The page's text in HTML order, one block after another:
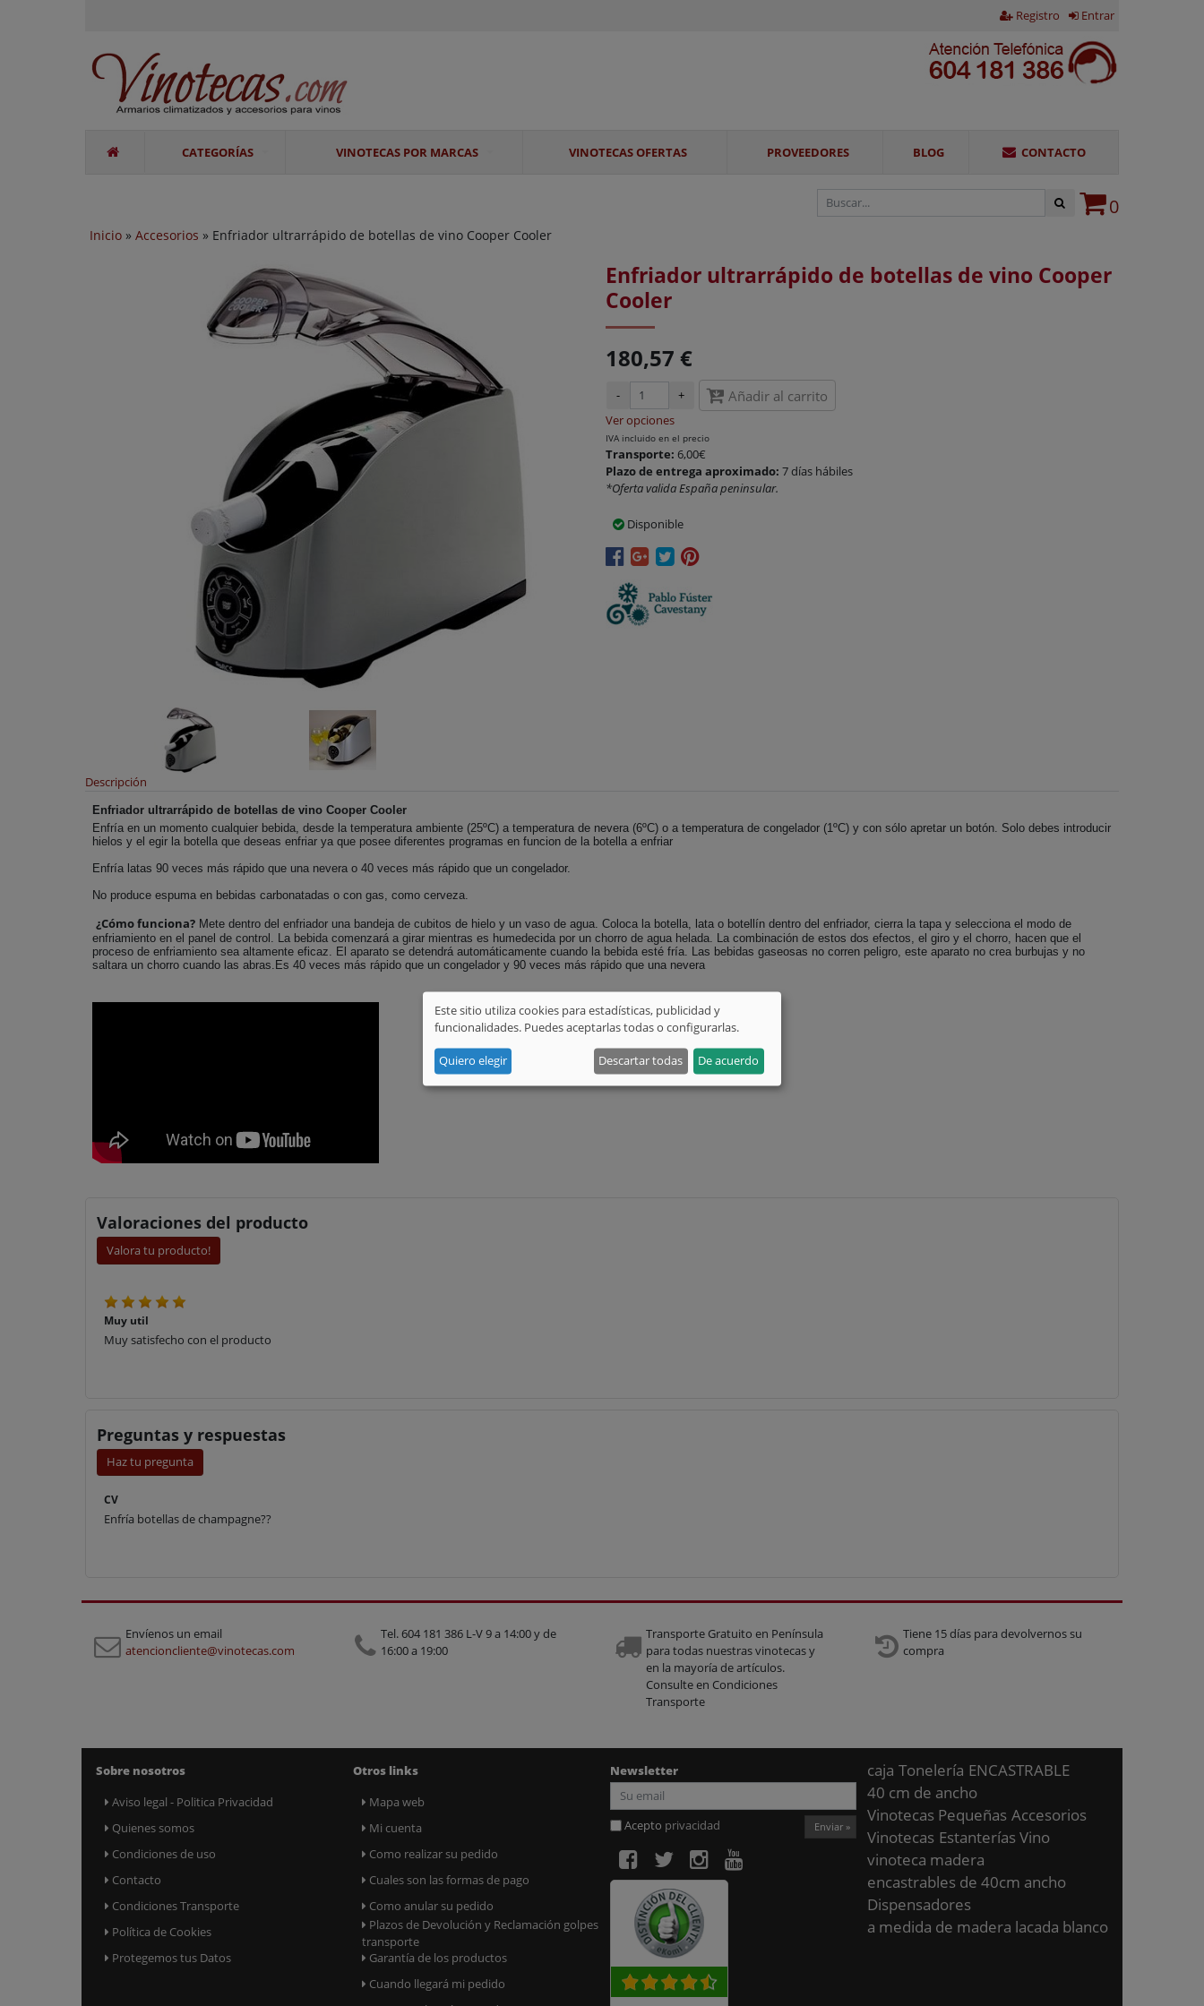
Registro Entrar
CATEGORÍAS VINOTECAS POR MARCAS VINOTECAS OFERTAS PROVEEDORES BLOG CONTACTO
0
Inicio » Accesorios » Enfriador ultrarrápido de botellas de vino Cooper Cooler
Enfriador ultrarrápido de botellas de vino Cooper
Cooler
180,57 €
- + Añadir al carrito
Ver opciones
IVA incluido en el precio
Transporte: 6,00€
Plazo de entrega aproximado: 7 días hábiles
*Oferta valida España peninsular.
Disponible
Descripción
Enfriador ultrarrápido de botellas de vino Cooper Cooler
Enfría en un momento cualquier bebida, desde la temperatura ambiente (25ºC) a temperatura de nevera (6ºC) o a temperatura de congelador (1ºC) y con sólo apretar un botón. Solo debes introducir
hielos y el egir la botella que deseas enfriar ya que posee diferentes programas en funcion de la botella a enfriar
Enfría latas 90 veces más rápido que una nevera o 40 veces más rápido que un congelador.
No produce espuma en bebidas carbonatadas o con gas, como cerveza.
¿Cómo funciona? Mete dentro del enfriador una bandeja de cubitos de hielo y un vaso de agua. Coloca la botella, lata o botellín dentro del enfriador, cierra la tapa y selecciona el modo de
enfriamiento en el panel de control. La bebida comenzará a girar mientras es humedecida por un chorro de agua helada. La combinación de estos dos efectos, el giro y el chorro, hacen que el
proceso de enfriamiento sea altamente eficaz. El aparato se detendrá automáticamente cuando la bebida esté fría. Las bebidas gaseosas no corren peligro, este aparato no crea burbujas y no
saltara un chorro cuando las abras.Es 40 veces más rápido que un congelador y 90 veces más rápido que una nevera
Valoraciones del producto
Valora tu producto!
Muy util
Muy satisfecho con el producto
Preguntas y respuestas
Haz tu pregunta
CV
Enfría botellas de champagne??
Envíenos un email
atencioncliente@vinotecas.com
Tel. 604 181 386 L-V 9 a 14:00 y de
16:00 a 19:00
Transporte Gratuito en Península
para todas nuestras vinotecas y
en la mayoría de artículos.
Consulte en Condiciones
Transporte
Tiene 15 días para devolvernos su
compra
Sobre nosotros
Aviso legal - Politica Privacidad
Quienes somos
Condiciones de uso
Contacto
Condiciones Transporte
Política de Cookies
Protegemos tus Datos
Otros links
Mapa web
Mi cuenta
Como realizar su pedido
Cuales son las formas de pago
Como anular su pedido
Plazos de Devolución y Reclamación golpes
transporte
Garantía de los productos
Cuando llegará mi pedido
Newsletter
Acepto privacidad Enviar »
caja Tonelería ENCASTRABLE
40 cm de ancho
Vinotecas Pequeñas Accesorios
Vinotecas Estanterías Vino
vinoteca madera
encastrables de 40cm ancho
Dispensadores
a medida de madera lacada blanco
Este sitio utiliza cookies para estadísticas, publicidad y
funcionalidades. Puedes aceptarlas todas o configurarlas.
Quiero elegir Descartar todas De acuerdo